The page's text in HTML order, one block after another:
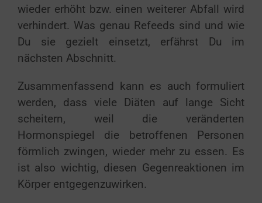
wieder erhöht bzw. einen weiterer Abfall wird
verhindert. Was genau Refeeds sind und wie
Du sie gezielt einsetzt, erfährst Du im
nächsten Abschnitt.
Zusammenfassend kann es auch formuliert
werden, dass viele Diäten auf lange Sicht
scheitern, weil die veränderten
Hormonspiegel die betroffenen Personen
förmlich zwingen, wieder mehr zu essen. Es
ist also wichtig, diesen Gegenreaktionen im
Körper entgegenzuwirken.